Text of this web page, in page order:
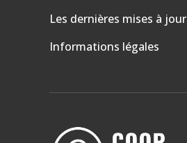
Les dernières mises à jour
Informations légales